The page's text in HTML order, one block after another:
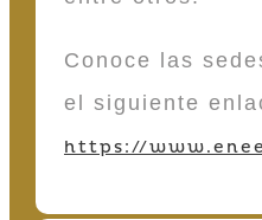
Conoce las
el siguiente
https://